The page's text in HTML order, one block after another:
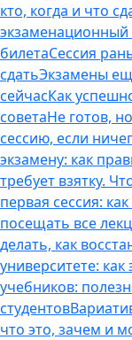
кто, когда и что
экзаменационный
билетаСессия
сдатьЭкзамены
сейчасКак
советаНе готов,
сессию, если
экзамену: как
требует взятку.
первая сессия:
посещать все
делать, как
университете: как
учебников:
студентов
что это, зачем и